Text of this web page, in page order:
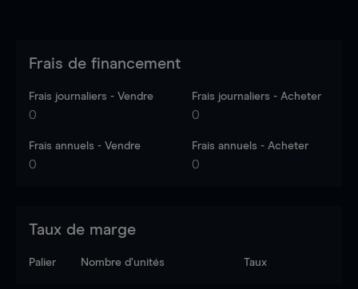
Frais de financement
Frais journaliers - Vendre
0
Frais journaliers - Acheter
0
Frais annuels - Vendre
0
Frais annuels - Acheter
0
Taux de marge
Palier Nombre d’unités Taux